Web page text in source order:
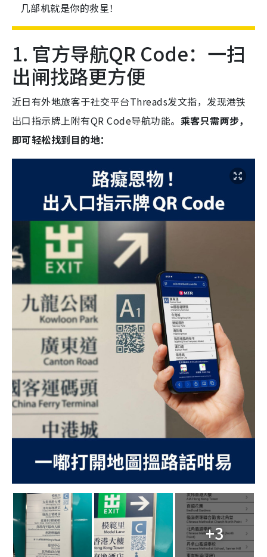
几部机就是你的救星！
1. 官方导航QR Code：一扫
出闸找路更方便
近日有外地旅客于社交平台Threads发文指，发现港铁
出口指示牌上附有QR Code导航功能。 乘客只需两步，
即可轻松找到目的地：
+3